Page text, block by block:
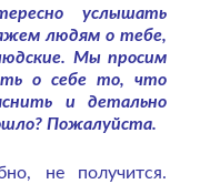
услышать
людям о тебе,
Мы просим
о себе то, что
и детально
Пожалуйста.
не получится.